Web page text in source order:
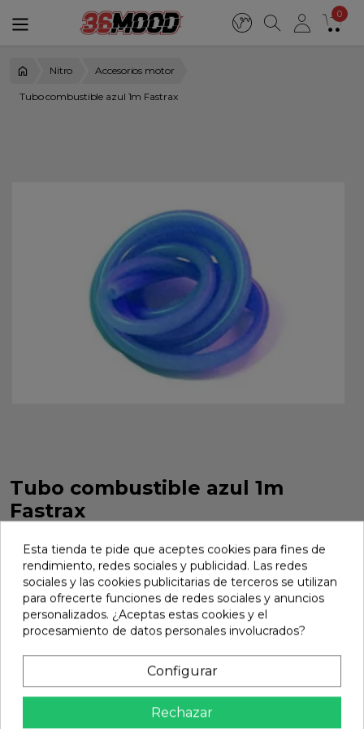
0
Nitro Accesorios motor
Tubo combustible azul 1m Fastrax
Tubo combustible azul 1m
Fastrax
Marca: Fastrax Ref: FAST940B
3,71 €
Esta tienda te pide que aceptes cookies para fines de
rendimiento, redes sociales y publicidad. Las redes
sociales y las cookies publicitarias de terceros se utilizan
para ofrecerte funciones de redes sociales y anuncios
personalizados. ¿Aceptas estas cookies y el
procesamiento de datos personales involucrados?
Configurar
Rechazar